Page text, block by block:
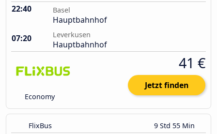
22:40 Basel
Hauptbahnhof
07:20
Leverkusen
Hauptbahnhof
Economy
41 €
Jetzt finden
FlixBus 9 Std 55 Min